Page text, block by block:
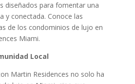
diseñados para fomentar una
y conectada. Conoce las
de los condominios de lujo en
Miami.
Local
Martin Residences no solo ha